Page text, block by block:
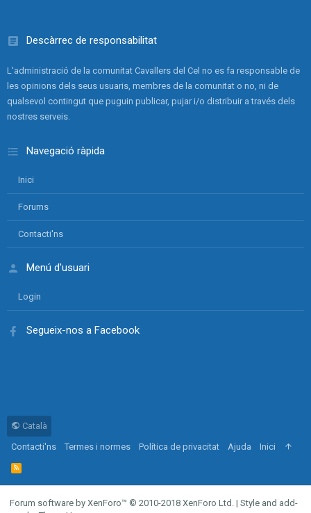
Descàrrec de responsabilitat
L'administració de la comunitat Cavallers del Cel no es fa responsable de
les opinions dels seus usuaris, membres de la comunitat o no, ni de
qualsevol contingut que puguin publicar, pujar i/o distribuir a través dels
nostres serveis.
Navegació ràpida
Inici
Forums
Contacti'ns
Menú d'usuari
Login
Segueix-nos a Facebook
Català
Contacti'ns
Termes i normes Política de privacitat Ajuda Inici
R
S
S
Forum software by XenForo™ © 2010-2018 XenForo Ltd. | Style and add-